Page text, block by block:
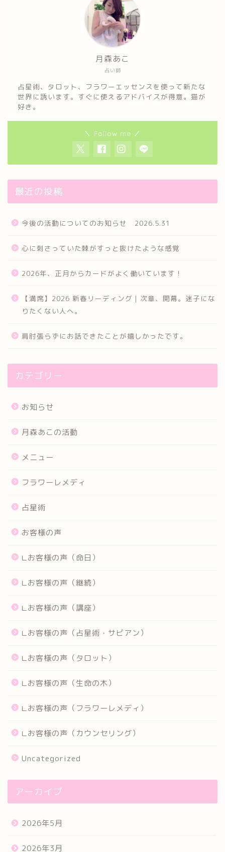
占い師
月森あこ
占星術、タロット、フラワーエッセンスを使って新たな
世界に誘います。すぐに使えるアドバイスが得意。猫が
好き。
＼ Follow me ／
最近の投稿
今後の活動についてのお知らせ 2026.5.31
心に刺さっていた棘がすっと抜けたような感覚
2026年、正月からカードがよく働いています！
【満席】2026 新春リーディング｜次章、開幕。迷子にな
りたくない人へ。
肩肘張らずにお話できたことが嬉しかったです。
カテゴリー
お知らせ
月森あこの活動
メニュー
フラワーレメディ
占星術
お客様の声
∟お客様の声（命日）
∟お客様の声（継続）
∟お客様の声（講座）
∟お客様の声（占星術・サビアン）
∟お客様の声（タロット）
∟お客様の声（生命の木）
∟お客様の声（フラワーレメディ）
∟お客様の声（カウンセリング）
Uncategorized
アーカイブ
2026年5月
2026年3月